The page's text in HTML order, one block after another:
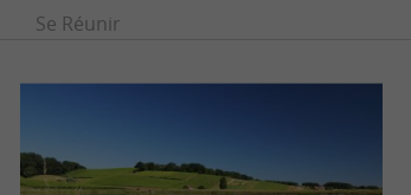
Se Réunir